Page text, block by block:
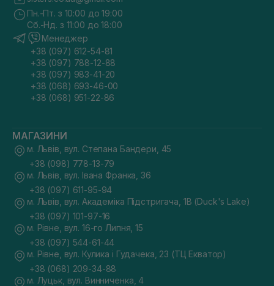
Пн.-Пт. з 10:00 до 19:00
Сб.-Нд. з 11:00 до 18:00
Менеджер
+38 (097) 612-54-81
+38 (097) 788-12-88
+38 (097) 983-41-20
+38 (068) 693-46-00
+38 (068) 951-22-86
МАГАЗИНИ
м. Львів, вул. Степана Бандери, 45
+38 (098) 778-13-79
м. Львів, вул. Івана Франка, 36
+38 (097) 611-95-94
м. Львів, вул. Академіка Підстригача, 1В (Duck's Lake)
+38 (097) 101-97-16
м. Рівне, вул. 16-го Липня, 15
+38 (097) 544-61-44
м. Рівне, вул. Кулика і Гудачека, 23 (ТЦ Екватор)
+38 (068) 209-34-88
м. Луцьк, вул. Винниченка, 4